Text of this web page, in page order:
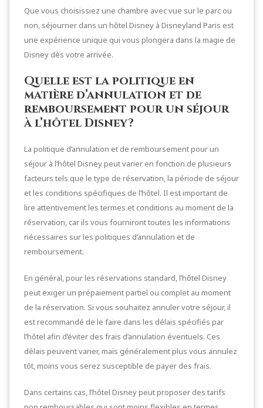
Que vous choisissiez une chambre avec vue sur le parc ou
non, séjourner dans un hôtel Disney à Disneyland Paris est
une expérience unique qui vous plongera dans la magie de
Disney dès votre arrivée.
Quelle est la politique en
matière d’annulation et de
remboursement pour un séjour
à l’hôtel Disney?
La politique d’annulation et de remboursement pour un
séjour à l’hôtel Disney peut varier en fonction de plusieurs
facteurs tels que le type de réservation, la période de séjour
et les conditions spécifiques de l’hôtel. Il est important de
lire attentivement les termes et conditions au moment de la
réservation, car ils vous fourniront toutes les informations
nécessaires sur les politiques d’annulation et de
remboursement.
En général, pour les réservations standard, l’hôtel Disney
peut exiger un prépaiement partiel ou complet au moment
de la réservation. Si vous souhaitez annuler votre séjour, il
est recommandé de le faire dans les délais spécifiés par
l’hôtel afin d’éviter des frais d’annulation éventuels. Ces
délais peuvent varier, mais généralement plus vous annulez
tôt, moins vous serez susceptible de payer des frais.
Dans certains cas, l’hôtel Disney peut proposer des tarifs